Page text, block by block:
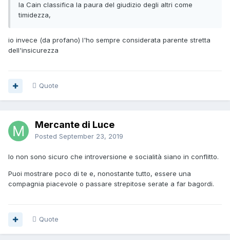
la Cain classifica la paura del giudizio degli altri come
timidezza,
io invece (da profano) l'ho sempre considerata parente stretta
dell'insicurezza
Quote
Mercante di Luce
Posted September 23, 2019
Io non sono sicuro che introversione e socialità siano in conflitto.
Puoi mostrare poco di te e, nonostante tutto, essere una
compagnia piacevole o passare strepitose serate a far bagordi.
Quote